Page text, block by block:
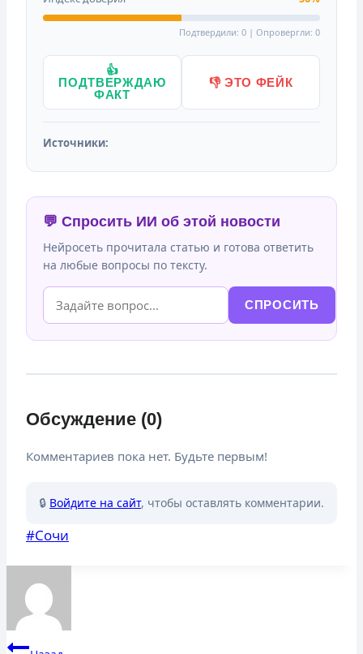
Подтвердили: 0 | Опровергли: 0
👍
ПОДТВЕРЖДАЮ
ФАКТ
👎 ЭТО ФЕЙК
Источники:
💬 Спросить ИИ об этой новости
Нейросеть прочитала статью и готова ответить
на любые вопросы по тексту.
СПРОСИТЬ
Обсуждение (0)
Комментариев пока нет. Будьте первым!
🔒 Войдите на сайт, чтобы оставлять комментарии.
Метки
#Сочи